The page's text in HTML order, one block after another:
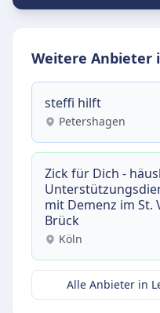
Weitere Anbieter
steffi hilft
Petershagen
Zick für Dich -
mit Demenz im St.
Brück
Köln
Alle Anbieter in